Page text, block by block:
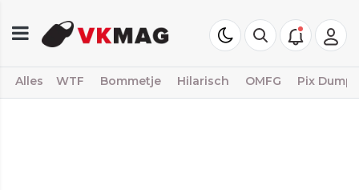
Alles WTF Bommetje Hilarisch OMFG Pix Dump